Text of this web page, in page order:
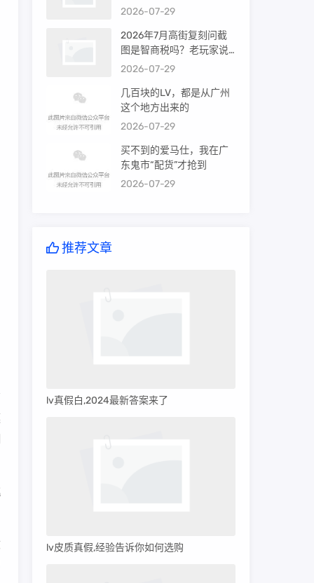
差距到底多大
2026-07-29
2026年7月高街复刻问截
图是智商税吗？老玩家说
出真相
2026-07-29
几百块的LV，都是从广州
这个地方出来的
2026-07-29
买不到的爱马仕，我在广
东鬼市“配货”才抢到
2026-07-29
推荐文章
lv真假白,2024最新答案来了
lv皮质真假,经验告诉你如何选购